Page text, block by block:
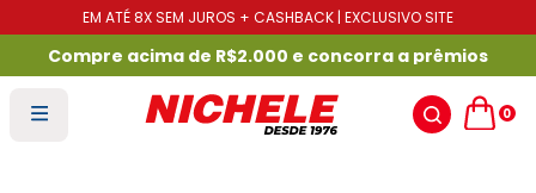
EM ATÉ 8X SEM JUROS + CASHBACK | EXCLUSIVO SITE
Compre acima de R$2.000 e concorra a prêmios
0